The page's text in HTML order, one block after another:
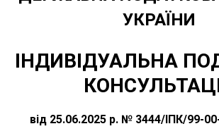
УКРАЇНИ
ІНДИВІДУАЛЬНА
від 25.06.2025 р. № 3444/ІПК/99-